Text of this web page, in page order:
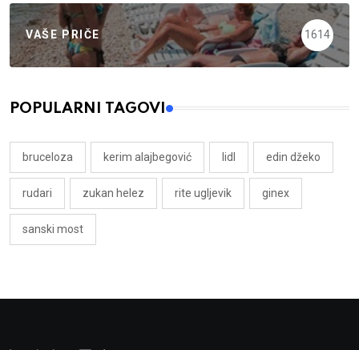
VAŠE PRIČE 1614
POPULARNI TAGOVI
bruceloza kerim alajbegović lidl edin džeko
rudari zukan helez rite ugljevik ginex
sanski most